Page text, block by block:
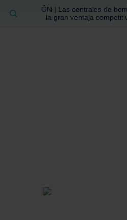
ÓN | Las centrales de
la gran ventaja
BUSCAR